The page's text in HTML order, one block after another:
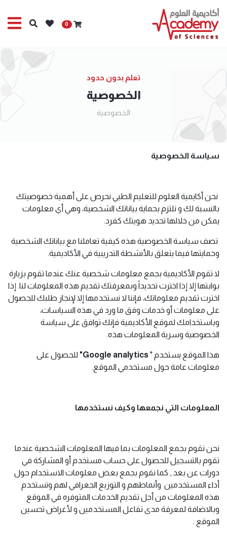
0
تعلم بدون حدود
الخصوصية
الخصوصية
سياسة الخصوصية
نحن أكايمية العلوم للتعليم الطبي نحرص على أهمية خصوصيتك
بالنسبة لك و نلتزم بحماية بياناتك الشخصية، وهي أي معلومات
يمكن من خلالها تحديد هويتك كفرد.
تصف سياسة الخصوصية هذه كيفية تعاملنا مع بياناتك الشخصية
وحمايتها فيما يتعلق بالأنشطة التدريبية في الأكاديمية.
لا تقوم الأكاديمية بجمع معلومات شخصية عنك عندما تقوم بزيارة
بوابتها إلا إذا اخترت تحديداً وبمعرفتك تقديم هذه المعلومات لنا. إذا
اخترت تقديم معلوماتك، فإننا لا نستخدمها إلا لإنجاز طلبك للحصول
على معلومات أو خدمات وفق ما ورد في هذه السياسات،
وباستخدامك لموقع الأكاديمية فإنك توافق على سياسة
الخصوصية وسرية المعلومات هذه.
هذا الموقع يستخدم "Google analytics
" للحصول على
معلومات عامة حول مستخدمي الموقع.
المعلومات التي نجمعها وكيف نستخدمها
نحن نقوم بجمع المعلومات بما فيها المعلومات الشخصية عندما
تقوم بالتسجيل للحصول على حساب مستخدم أو المشاركة في
دورات عن بعد , كما نقوم بجمع بعض معلومات الاستخدام حول
أداء المستخدمين وأنماطهم و التوزيع الجغرافي لهم وتستخدم
هذه المعلومات من أجل تقديم الخدمات المتوفره في الموقع
وبالاضافة لمعرفة مدى تفاعل المستخدمين و لأغراض تحسين
الموقع .